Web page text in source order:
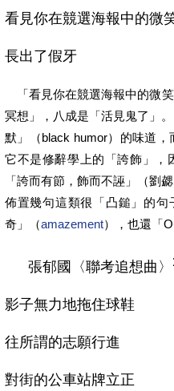
看見你在競選海報中的微
長出了假牙
「看見你在競選海報中的微
冥想」，八成是「活見鬼了」
默」
（black humor）的味道，
它不是修辭學上的「誇飾」，
「誇而有節，飾而不誣」（劉
佈置幾句這類很「凸鎚」的句
奇」
（amazement），也還「
張郁國〈聯考追想曲〉
影子無力地拖住球鞋
往所謂的志願行進
對街的公車站牌立正